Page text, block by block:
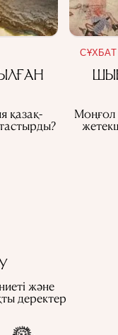
қазақ-
СҰХБАТ
Моңғол
және
деректер